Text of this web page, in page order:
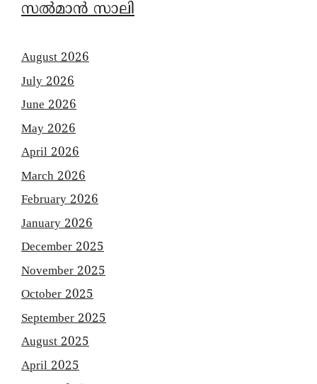
സൽമാൻ സാലി
August 2026
July 2026
June 2026
May 2026
April 2026
March 2026
February 2026
January 2026
December 2025
November 2025
October 2025
September 2025
August 2025
April 2025